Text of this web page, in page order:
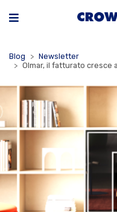
Blog
Newsletter
Olmar, il fatturato cresce